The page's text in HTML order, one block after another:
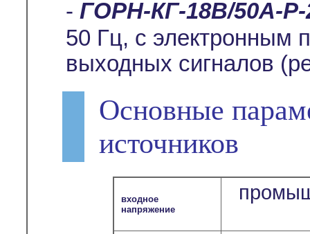
- ГОРН-КГ-18В/50А-Р-
50 Гц, с электронным
выходных сигналов
Основные
источников
входное
напряжение